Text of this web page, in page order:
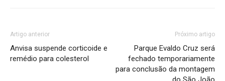
Artigo anterior
Anvisa suspende corticoide e
remédio para colesterol
Próximo artigo
Parque Evaldo Cruz será
fechado temporariamente
para conclusão da montagem